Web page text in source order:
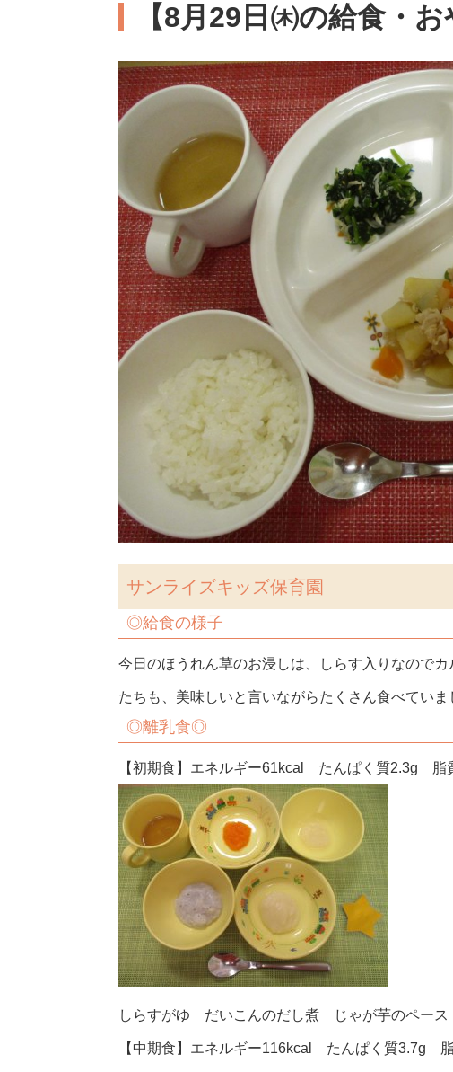
【8月29日㈭の給食・お
サンライズキッズ保育園
◎給食の様子
今日のほうれん草のお浸しは、しらす入りなので
たちも、美味しいと言いながらたくさん食べていま
◎離乳食◎
【初期食】エネルギー61kcal たんぱく質2.3g 脂
しらすがゆ だいこんのだし煮 じゃが芋のペー
【中期食】エネルギー116kcal たんぱく質3.7g